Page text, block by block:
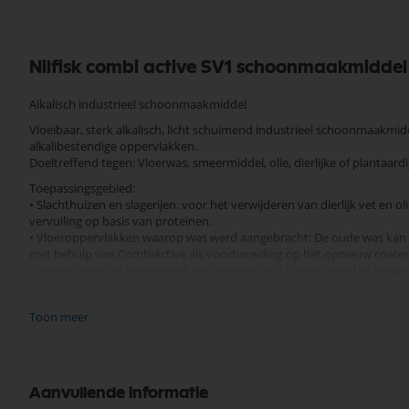
Nilfisk combi active SV1
Alkalisch industrieel schoonmaakmiddel
Vloeibaar, sterk alkalisch, licht schuimend industrieel
alkalibestendige oppervlakken.
Doeltreffend tegen: Vloerwas, smeermiddel, olie, dierlijke of
Toepassingsgebied:
• Slachthuizen en slagerijen: voor het verwijderen van dierlijk vet en
vervuiling op basis van proteïnen.
• Vloeroppervlakken waarop was werd aangebracht: De oude was
• Sterk bioafbreekbaar voor een eenvoudige verwijdering.
Toon meer
Aanvullende informatie